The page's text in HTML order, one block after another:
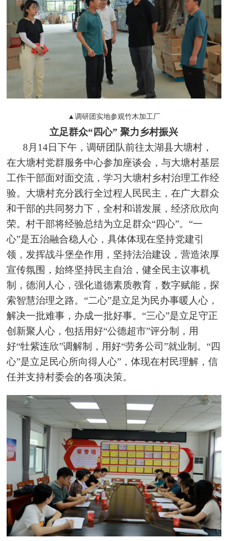
▲调研团实地参观竹木加工厂
立足群众“四心” 聚力乡村振兴
8月14日下午，调研团队前往太湖县大塘村，
在大塘村党群服务中心参加座谈会，与大塘村基层
工作干部面对面交流，学习大塘村乡村治理工作经
验。大塘村充分践行全过程人民民主，在广大群众
和干部的共同努力下，全村和谐发展，经济欣欣向
荣。村干部将经验总结为立足群众“四心”。“一
心”是五治融合稳人心，具体体现在坚持党建引
领，发挥战斗堡垒作用，坚持法治建设，营造浓厚
宣传氛围，始终坚持民主自治，健全民主议事机
制，德润人心，强化道德素质教育，数字赋能，探
索智慧治理之路。“二心”是立足为民办事暖人心 ，
解决一批难事，办成一批好事。“三心”是立足守正
创新聚 人心，包括用好“公德超市”评分制，用
好“牡紫连欣”调解制，用好“劳务公司”就业制。“四
心”是立足民心所向得人心” ，体现在村民理解，信
任并支持村委会的各项决策。